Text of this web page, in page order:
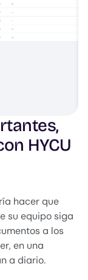
HYCU
hacer que
su equipo siga
a los
en una
a diario.